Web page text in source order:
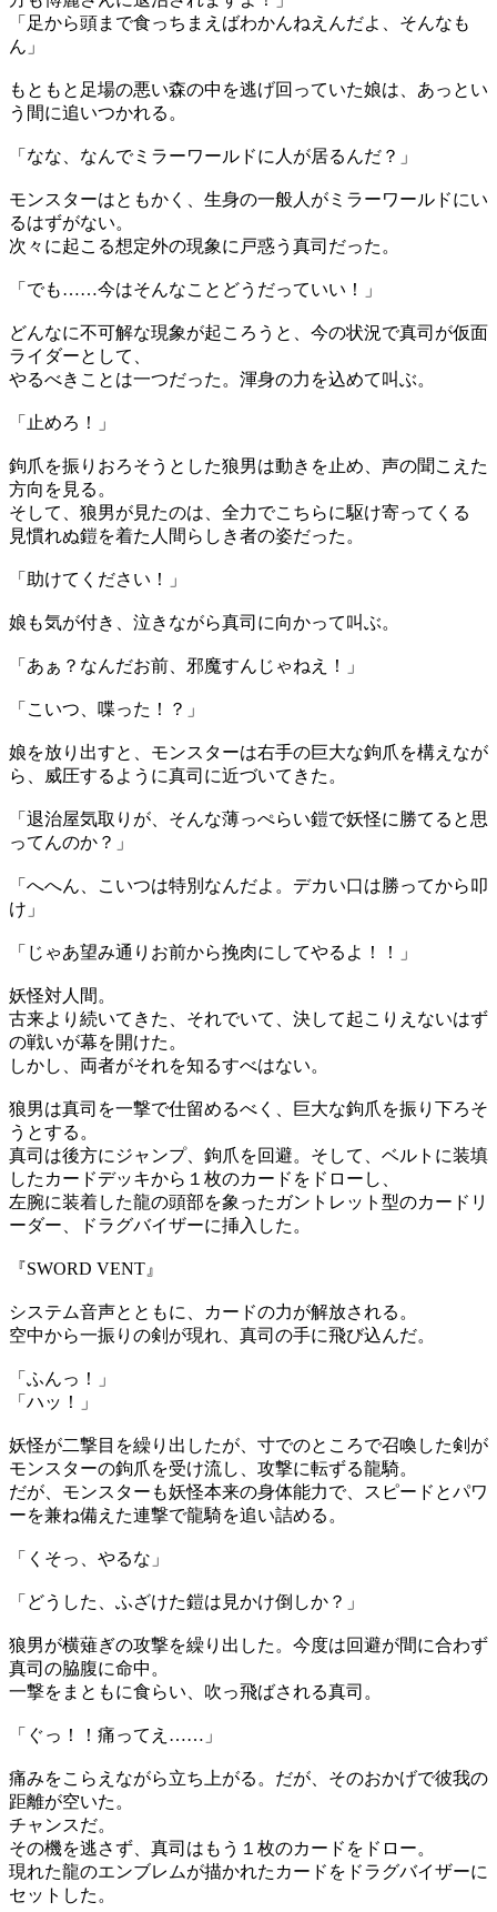
「足から頭まで食っちまえばわかんねえんだよ、そんなも
ん」
もともと足場の悪い森の中を逃げ回っていた娘は、あっとい
う間に追いつかれる。
「なな、なんでミラーワールドに人が居るんだ？」
モンスターはともかく、生身の一般人がミラーワールドにい
るはずがない。
次々に起こる想定外の現象に戸惑う真司だった。
「でも……今はそんなことどうだっていい！」
どんなに不可解な現象が起ころうと、今の状況で真司が仮面
ライダーとして、
やるべきことは一つだった。渾身の力を込めて叫ぶ。
「止めろ！」
鉤爪を振りおろそうとした狼男は動きを止め、声の聞こえた
方向を見る。
そして、狼男が見たのは、全力でこちらに駆け寄ってくる
見慣れぬ鎧を着た人間らしき者の姿だった。
「助けてください！」
娘も気が付き、泣きながら真司に向かって叫ぶ。
「あぁ？なんだお前、邪魔すんじゃねえ！」
「こいつ、喋った！？」
娘を放り出すと、モンスターは右手の巨大な鉤爪を構えなが
ら、威圧するように真司に近づいてきた。
「退治屋気取りが、そんな薄っぺらい鎧で妖怪に勝てると思
ってんのか？」
「へへん、こいつは特別なんだよ。デカい口は勝ってから叩
け」
「じゃあ望み通りお前から挽肉にしてやるよ！！」
妖怪対人間。
古来より続いてきた、それでいて、決して起こりえないはず
の戦いが幕を開けた。
しかし、両者がそれを知るすべはない。
狼男は真司を一撃で仕留めるべく、巨大な鉤爪を振り下ろそ
うとする。
真司は後方にジャンプ、鉤爪を回避。そして、ベルトに装填
したカードデッキから１枚のカードをドローし、
左腕に装着した龍の頭部を象ったガントレット型のカードリ
ーダー、ドラグバイザーに挿入した。
『SWORD VENT』
システム音声とともに、カードの力が解放される。
空中から一振りの剣が現れ、真司の手に飛び込んだ。
「ふんっ！」
「ハッ！」
妖怪が二撃目を繰り出したが、寸でのところで召喚した剣が
モンスターの鉤爪を受け流し、攻撃に転ずる龍騎。
だが、モンスターも妖怪本来の身体能力で、スピードとパワ
ーを兼ね備えた連撃で龍騎を追い詰める。
「くそっ、やるな」
「どうした、ふざけた鎧は見かけ倒しか？」
狼男が横薙ぎの攻撃を繰り出した。今度は回避が間に合わず
真司の脇腹に命中。
一撃をまともに食らい、吹っ飛ばされる真司。
「ぐっ！！痛ってえ……」
痛みをこらえながら立ち上がる。だが、そのおかげで彼我の
距離が空いた。
チャンスだ。
その機を逃さず、真司はもう１枚のカードをドロー。
現れた龍のエンブレムが描かれたカードをドラグバイザーに
セットした。